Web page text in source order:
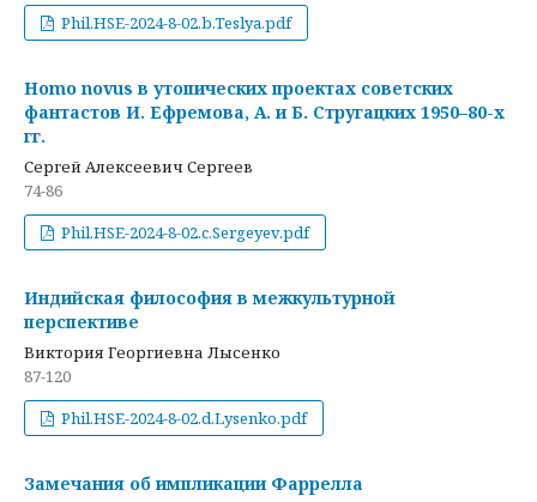
Phil.HSE-2024-8-02.b.Teslya.pdf
Homo novus в утопических проектах советских
фантастов И. Ефремова, А. и Б. Стругацких 1950–80-х
гг.
Сергей Алексеевич Сергеев
74-86
Phil.HSE-2024-8-02.c.Sergeyev.pdf
Индийская философия в межкультурной
перспективе
Виктория Георгиевна Лысенко
87-120
Phil.HSE-2024-8-02.d.Lysenko.pdf
Замечания об импликации Фаррелла